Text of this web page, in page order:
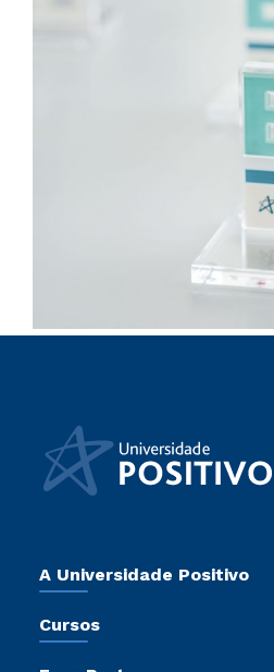
A Universidade Positivo
Sala de Imprensa
Cursos